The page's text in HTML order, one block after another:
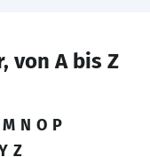
von A bis Z
M N O P
Z